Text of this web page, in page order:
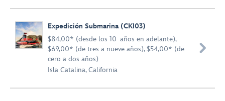
Expedición Submarina (CKI03)
$84,00* (desde los 10 años en adelante),
$69,00* (de tres a nueve años), $54,00* (de
cero a dos años)
Isla Catalina, California
